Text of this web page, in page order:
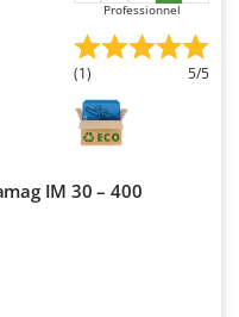
Professionnel
(1) 5/5
IM 30 – 400